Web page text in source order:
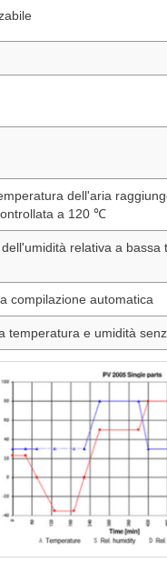
dell'aria
a 120 ℃
relativa a
compilazione automatica
temperatura e umidità